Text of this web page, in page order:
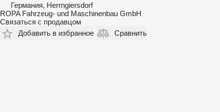
Германия, Herrngiersdorf
ROPA Fahrzeug- und Maschinenbau GmbH
Связаться с продавцом
Добавить в избранное
Сравнить